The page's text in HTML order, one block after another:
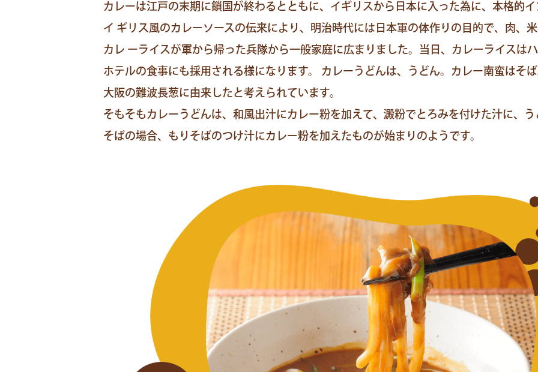
カレーは江戸の末期に鎖国が終わるとともに、イギリスから日本に入った為に、本格的
イ ギリス風のカレーソースの伝来により、明治時代には日本軍の体作りの目的で、肉、
カレ ーライスが軍から帰った兵隊から一般家庭に広まりました。
当日、カレーライスは
ホテルの食事にも採用される様になります。 カレーうどんは、うどん。カレー南蛮はそ
大阪の難波長葱に由来したと考えられています。
そもそもカレーうどんは、和風出汁にカレー粉を加えて、澱粉でとろみを付けた汁に、
そばの場合、もりそばのつけ汁にカレー粉を加えたものが始まりのようです。